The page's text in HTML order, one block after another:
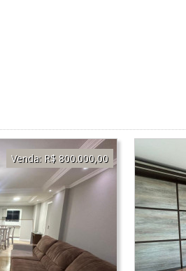
Venda: R$ 800.000,00